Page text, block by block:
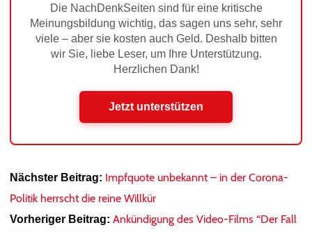
Die NachDenkSeiten sind für eine kritische
Meinungsbildung wichtig, das sagen uns sehr, sehr
viele – aber sie kosten auch Geld. Deshalb bitten
wir Sie, liebe Leser, um Ihre Unterstützung.
Herzlichen Dank!
Jetzt unterstützen
Nächster Beitrag: Impfquote unbekannt – in der Corona-
Politik herrscht die reine Willkür
Vorheriger Beitrag: Ankündigung des Video-Films “Der Fall